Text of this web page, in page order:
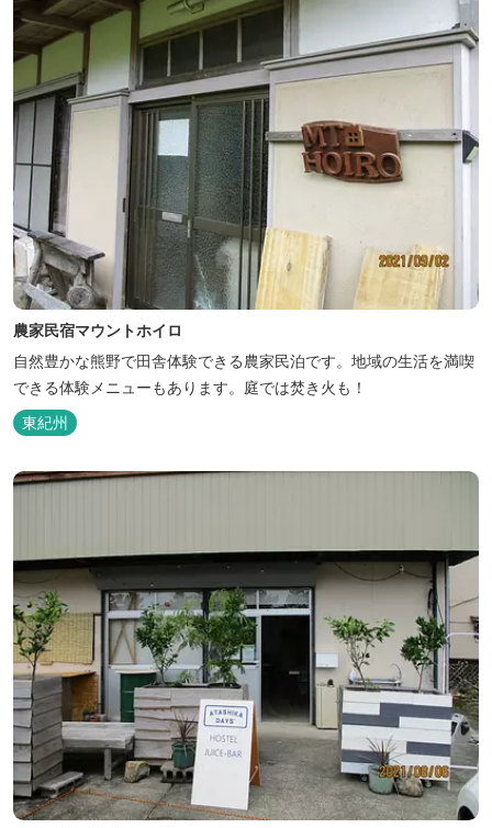
農家民宿マウントホイロ
自然豊かな熊野で田舎体験できる農家民泊です。地域の生活を満喫
できる体験メニューもあります。庭では焚き火も！
東紀州